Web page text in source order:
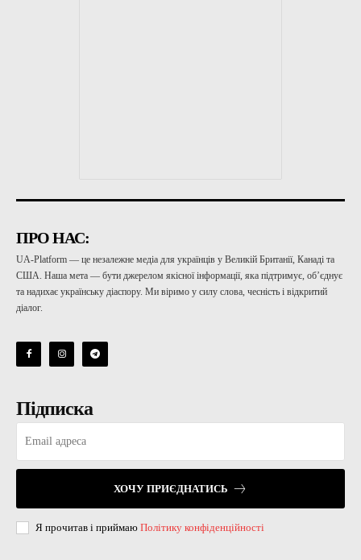
ПРО НАС:
UA-Platform — це незалежне медіа для українців у Великій Британії, Канаді та
США. Наша мета — бути джерелом якісної інформації, яка підтримує, об’єднує
та надихає українську діаспору. Ми віримо у силу слова, чесність і відкритий
діалог.
Підписка
ХОЧУ ПРИЄДНАТИСЬ
Я прочитав і приймаю Політику конфіденційності